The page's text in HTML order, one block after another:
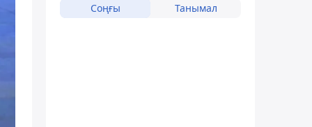
Соңғы Танымал